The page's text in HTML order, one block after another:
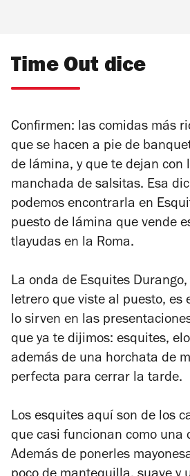
Time Out dice
Confirmen: las comidas más
que se hacen a pie de
de lámina, y que te dejan con
manchada de salsitas. Esa
podemos encontrarla en
puesto de lámina que vende
tlayudas en la Roma.
La onda de Esquites Durango,
letrero que viste al puesto, es
lo sirven en las
que ya te dijimos: esquites,
además de una horchata de
perfecta para cerrar la tarde.
Los esquites aquí son de los
que casi funcionan como una
Además de ponerles